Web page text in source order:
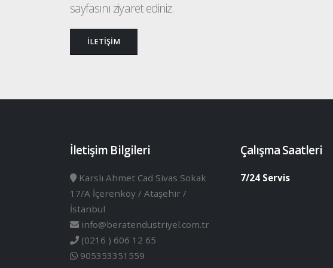
sayfasını ziyaret ediniz.
İLETİŞİM
İletişim Bilgileri
Karslı Ahmet Cad Sivas Sokak
17/A İçerenköy / Ataşehir /
İstanbul
info@beratendustriyel.com.tr
(0216 ) 606 12 65
905353351559
Çalışma Saatleri
7/24 Servis